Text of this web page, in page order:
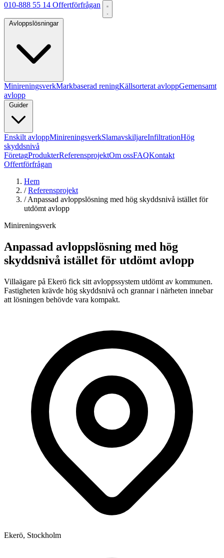
010-888 55 14 Offertförfrågan
Avloppslösningar
MinireningsverkMarkbaserad reningKällsorterat avloppGemensamt
avlopp
Guider
Enskilt avloppMinireningsverkSlamavskiljareInfiltrationHög
skyddsnivå
FöretagProdukterReferensprojektOm ossFAQKontakt
Offertförfrågan
Hem
/ Referensprojekt
/ Anpassad avloppslösning med hög skyddsnivå istället för
utdömt avlopp
Minireningsverk
Anpassad avloppslösning med hög
skyddsnivå istället för utdömt avlopp
Villaägare på Ekerö fick sitt avloppssystem utdömt av kommunen.
Fastigheten krävde hög skyddsnivå och grannar i närheten innebar
att lösningen behövde vara kompakt.
Ekerö, Stockholm